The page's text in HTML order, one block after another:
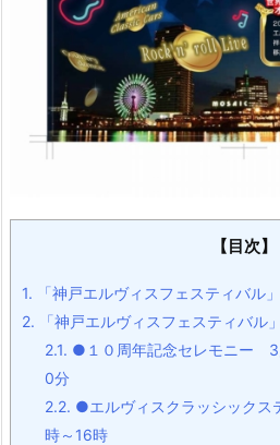
【目次】
1. 「神戸エルヴィスフェスティバル
2. 「神戸エルヴィスフェスティバル
2.1. ●１０周年記念セレモニー 3
0分
2.2. ●エルヴィスクラッシック
時～16時